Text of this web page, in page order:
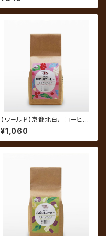
挽き）
【ワールド】京都北白川コーヒ
ー なごやかブレンド 200g
（中挽き）
¥1,060